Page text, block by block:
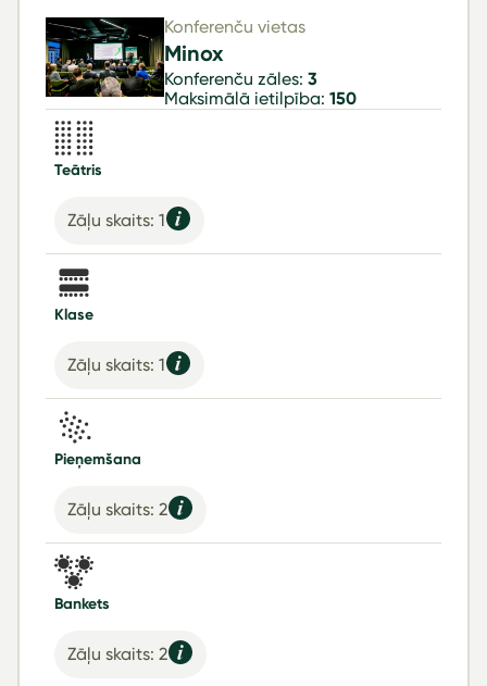
Konferenču vietas
Minox
Konferenču zāles:3
Maksimālā ietilpība:150
Teātris
Zāļu skaits: 1
Klase
Zāļu skaits: 1
Pieņemšana
Zāļu skaits: 2
Bankets
Zāļu skaits: 2